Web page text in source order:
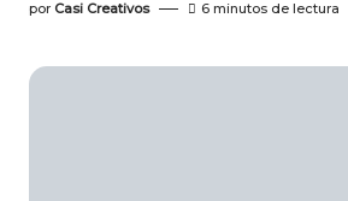
por Casi Creativos 6 minutos de lectura